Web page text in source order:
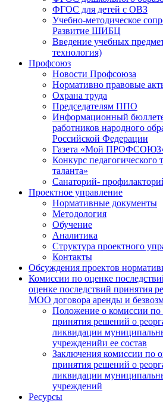
ФГОС для детей с ОВЗ
Учебно-методическое
Развитие ШИБЦ
Введение учебных
технология)
Профсоюз
Новости Профсоюза
Нормативно правовые
Охрана труда
Председателям ППО
Информационный
работников народного
Российской Федерации
Газета «Мой
Конкурс педагогического
таланта»
Санаторий-
Проектное управление
Нормативные документы
Методология
Обучение
Аналитика
Структура проектного
Контакты
Обсуждения проектов
Комиссии по оценке
оценке последствий принятия
МОО договора аренды и
Положение о комиссии по
принятия решений о
ликвидации
учрежденийи ее состав
Заключения комиссии по
принятия решений о
ликвидации
учреждений
Ресурсы